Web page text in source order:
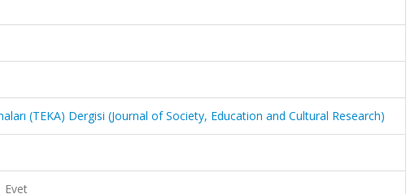
(TEKA) Dergisi (Journal of Society, Education and Cultural Research)
Evet